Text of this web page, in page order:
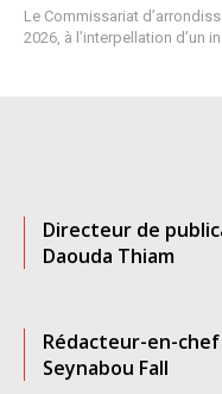
Le Commissariat
2026, à l’interpellation d’un
Directeur de
Daouda Thiam
Rédacteur-en-chef
Seynabou Fall